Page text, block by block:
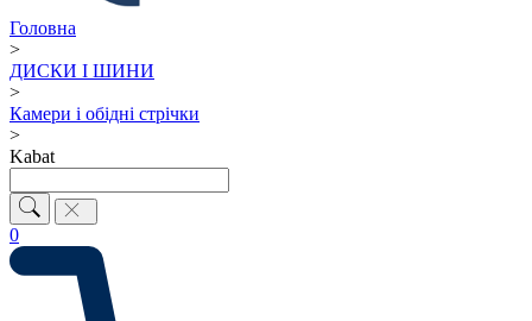
Головна
>
ДИСКИ І ШИНИ
>
Камери і обідні стрічки
>
Kabat
0